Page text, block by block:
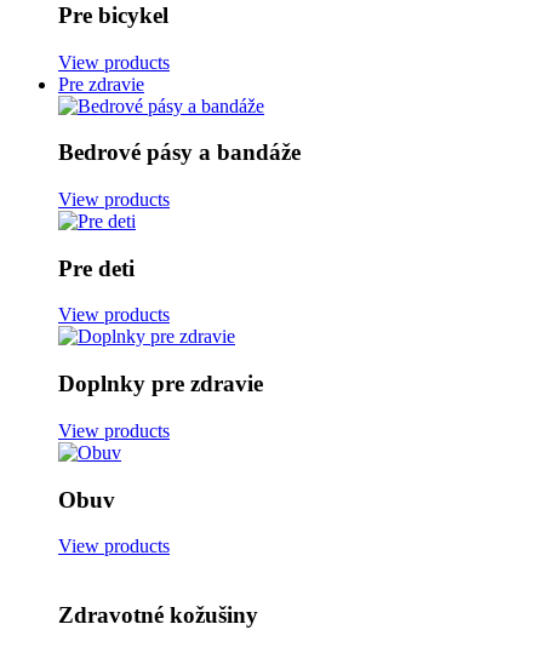
Pre bicykel
View products
Pre zdravie
Bedrové pásy a bandáže
View products
Pre deti
View products
Doplnky pre zdravie
View products
Obuv
View products
Zdravotné kožušiny